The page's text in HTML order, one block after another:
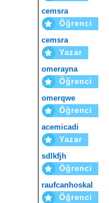
cemsra
Öğrenci
cemsra
Yazar
omerayna
Öğrenci
omerqwe
Öğrenci
acemicadi
Yazar
sdlkfjh
Öğrenci
raufcanhoskal
Öğrenci